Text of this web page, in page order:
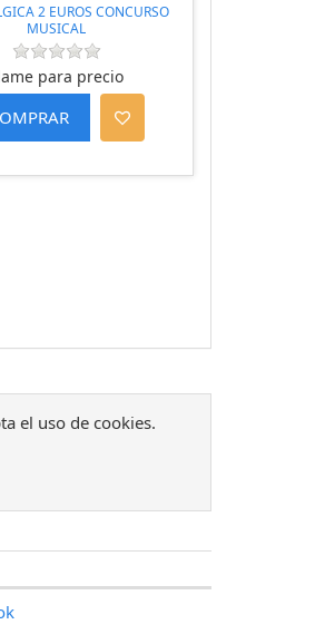
2 EUROS CONCURSO
MUSICAL
para precio
el uso de cookies.